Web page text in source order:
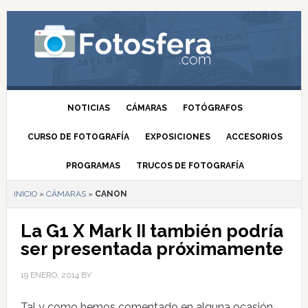
NOTICIAS CÁMARAS FOTÓGRAFOS
CURSO DE FOTOGRAFÍA EXPOSICIONES ACCESORIOS
PROGRAMAS TRUCOS DE FOTOGRAFÍA
INICIO» CÁMARAS» CANON
La G1 X Mark II también podría
ser presentada próximamente
19 ENERO, 2014BY